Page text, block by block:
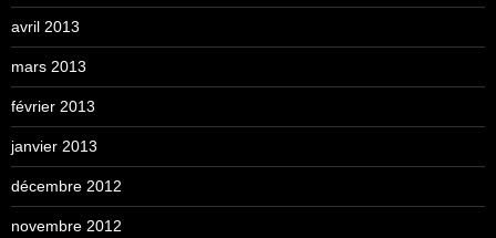
avril 2013
mars 2013
février 2013
janvier 2013
décembre 2012
novembre 2012